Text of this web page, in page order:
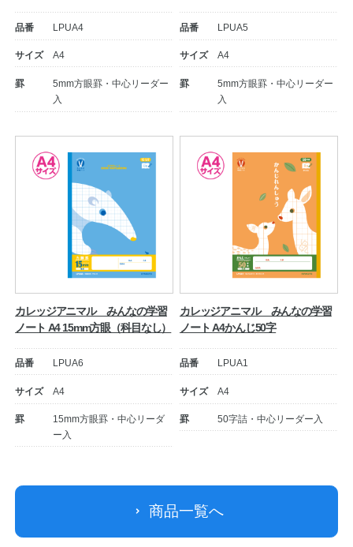
品番 LPUA4
サイズ A4
罫
5mm方眼罫・中心リーダー
入
品番 LPUA5
サイズ A4
罫
5mm方眼罫・中心リーダー
入
カレッジアニマル みんなの学習
ノート A4 15mm方眼（科目なし）
品番 LPUA6
サイズ A4
罫
15mm方眼罫・中心リーダ
ー入
カレッジアニマル みんなの学習
ノート A4かんじ50字
品番 LPUA1
サイズ A4
罫 50字詰・中心リーダー入
商品一覧へ